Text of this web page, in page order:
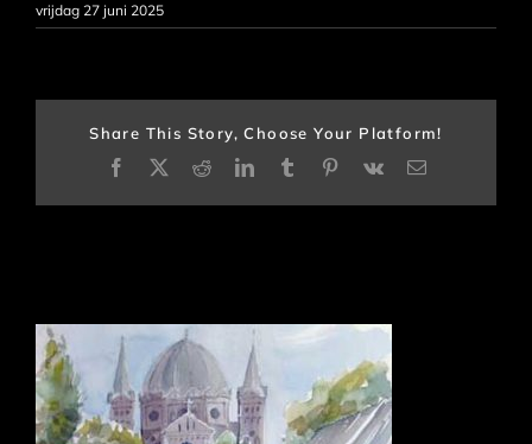
vrijdag 27 juni 2025
Share This Story, Choose Your Platform!
Facebook
X RedditLinkedInTumblrPinterest
Vk
E-